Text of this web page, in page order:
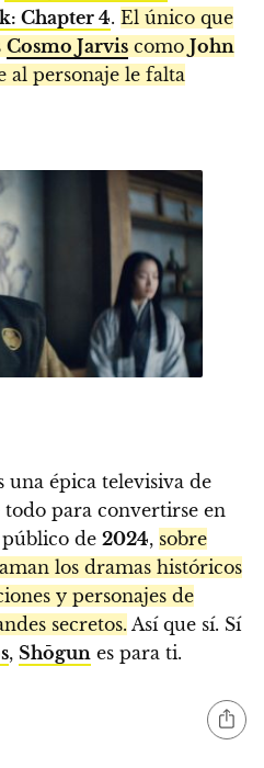
Chapter 4. El único que
Cosmo Jarvis como John
al personaje le falta
una épica televisiva de
todo para convertirse en
de 2024, sobre
los dramas históricos
y personajes de
secretos. Así que sí. Sí
, Shōgun es para ti.